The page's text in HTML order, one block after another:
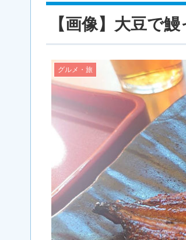
【動画】自動ドアの仕組みを理
職場の人妻と不倫をして、つい
エッセイスト「原爆を二度と使
リニア大阪延伸「工期示せない
スマスロバジリスク4（アクロス
コルトン・ハータのF1参戦の可
洋服の青山、空調ウェアを発売
福井県のコメ農家「今年はコメ
【ｗ】長年育てやっと蕾がつき
【画像】大豆で
グルメ・旅